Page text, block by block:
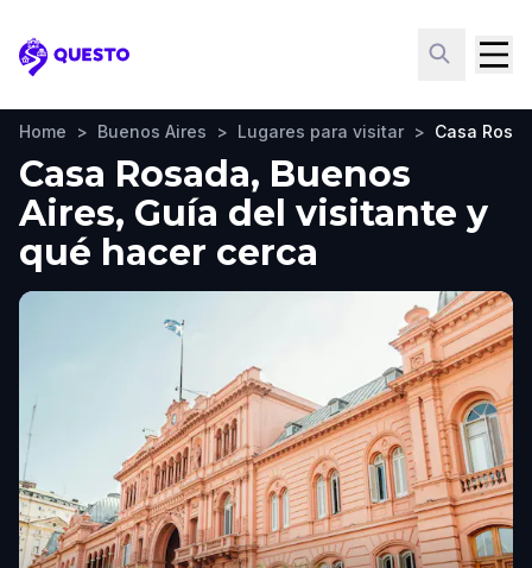
Questo
Home > Buenos Aires > Lugares para visitar > Casa
Casa Rosada, Buenos
Aires, Guía del visitante y
qué hacer cerca